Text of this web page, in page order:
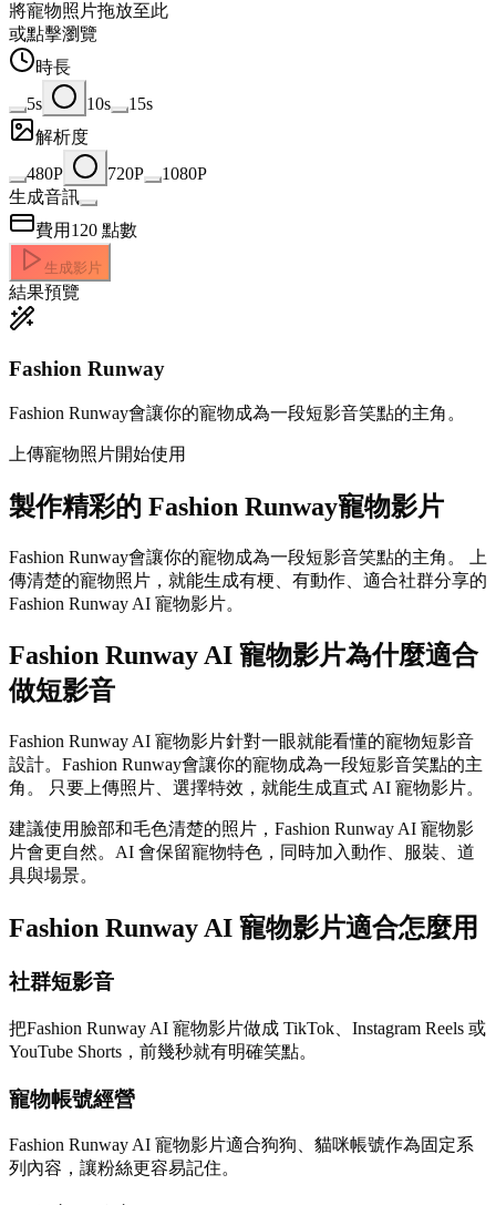
將寵物照片拖放至此
或點擊瀏覽
時長
5s
10s
15s
解析度
480P
720P
1080P
生成音訊
費用 120 點數
生成影片
結果預覽
Fashion Runway
Fashion Runway會讓你的寵物成為一段短影音笑點的主角。
上傳寵物照片開始使用
製作精彩的 Fashion Runway寵物影片
Fashion Runway會讓你的寵物成為一段短影音笑點的主角。 上
傳清楚的寵物照片，就能生成有梗、有動作、適合社群分享的
Fashion Runway AI 寵物影片。
Fashion Runway AI 寵物影片為什麼適合
做短影音
Fashion Runway AI 寵物影片針對一眼就能看懂的寵物短影音
設計。Fashion Runway會讓你的寵物成為一段短影音笑點的主
角。 只要上傳照片、選擇特效，就能生成直式 AI 寵物影片。
建議使用臉部和毛色清楚的照片，Fashion Runway AI 寵物影
片會更自然。AI 會保留寵物特色，同時加入動作、服裝、道
具與場景。
Fashion Runway AI 寵物影片適合怎麼用
社群短影音
把Fashion Runway AI 寵物影片做成 TikTok、Instagram Reels 或
YouTube Shorts，前幾秒就有明確笑點。
寵物帳號經營
Fashion Runway AI 寵物影片適合狗狗、貓咪帳號作為固定系
列內容，讓粉絲更容易記住。